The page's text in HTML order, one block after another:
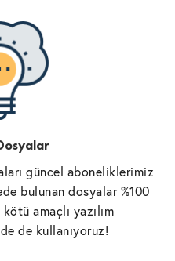
güncel aboneliklerimiz
bulunan dosyalar %100
amaçlı yazılım
de kullanıyoruz!